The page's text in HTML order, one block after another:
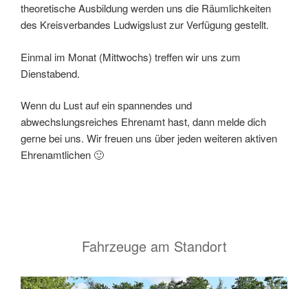
theoretische Ausbildung werden uns die Räumlichkeiten
des Kreisverbandes Ludwigslust zur Verfügung gestellt.
Einmal im Monat (Mittwochs) treffen wir uns zum
Dienstabend.
Wenn du Lust auf ein spannendes und
abwechslungsreiches Ehrenamt hast, dann melde dich
gerne bei uns. Wir freuen uns über jeden weiteren aktiven
Ehrenamtlichen 🙂
Fahrzeuge am Standort